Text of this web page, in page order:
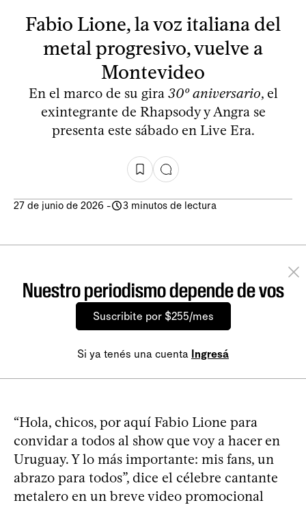
Fabio Lione, la voz italiana del
metal progresivo, vuelve a
Montevideo
En el marco de su gira 30º aniversario, el
exintegrante de Rhapsody y Angra se
presenta este sábado en Live Era.
27 de junio de 2026 - 3 minutos de lectura
Nuestro periodismo depende de vos
Suscribite por $255/mes
Si ya tenés una cuenta Ingresá
“Hola, chicos, por aquí Fabio Lione para
convidar a todos al show que voy a hacer en
Uruguay. Y lo más importante: mis fans, un
abrazo para todos”, dice el célebre cantante
metalero en un breve video promocional